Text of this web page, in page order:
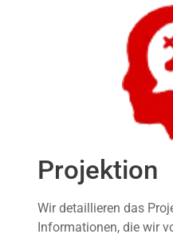
Projektion
Wir detaillieren das
Informationen, die wir